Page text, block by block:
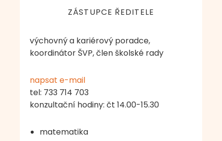
ZÁSTUPCE ŘEDITELE
výchovný a kariérový poradce,
koordinátor ŠVP, člen školské rady
napsat e-mail
tel: 733 714 703
konzultační hodiny: čt 14.00-15.30
matematika